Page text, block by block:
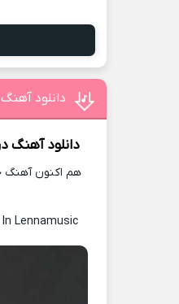
دانلود
دانلود آهنگ
هم اکنون آهنگ
In Lennamusic